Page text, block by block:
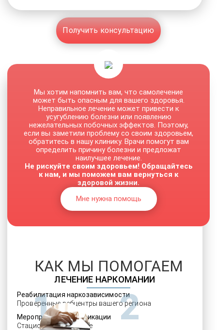
Получить консультацию
ЛЕЧЕНИЕ НАРКОМАНИИ
Реабилитация наркозависимости
Проверенные ребцентры вашего региона
Мероприятия детоксикации
Стационарное лечение
Мы хотим напомнить вам, что самолечение
может быть опасным для вашего здоровья.
Неправильное лечение может привести к
усугублению болезни или появлению
нежелательных побочных эффектов. Поэтому,
если вы заметили проблему со своим здоровьем,
обратитесь в нашу клинику. Врачи помогут вам
определить причину болезни и предложат
наилучшее лечение.
Не рискуйте своим здоровьем! Обращайтесь
к нам, и мы поможем вам вернуться к
здоровой жизни.
Мне нужна помощь
КАК МЫ ПОМОГАЕМ
1 2